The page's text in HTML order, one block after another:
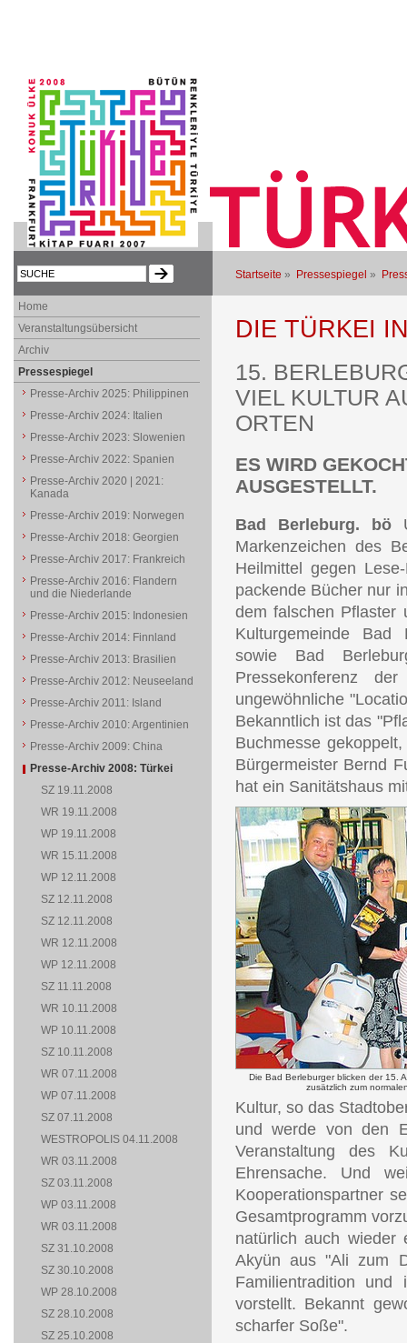
Startseite » Pressespiegel »
DIE TÜRKEI
15.
VIEL KULTUR
ORTEN
ES WIRD
AUSGESTELLT.
Bad Berleburg. bö
Markenzeichen des
Heilmittel gegen
packende Bücher nur
dem falschen Pflaster
Kulturgemeinde Bad
sowie Bad
Pressekonferenz
ungewöhnliche
Bekanntlich ist das
Buchmesse
Bürgermeister Bernd
hat ein Sanitätshaus
Die Bad Berleburger blicken der 15.
zusätzlich zum
Kultur, so das
und werde von den
Veranstaltung des
Ehrensache. Und
Kooperationspartner
Gesamtprogramm
natürlich auch wieder
Akyün aus "Ali zum
Familientradition
vorstellt. Bekannt
scharfer Soße".
Home
Veranstaltungsübersicht
Archiv
Pressespiegel
Presse-Archiv 2025: Philippinen
Presse-Archiv 2024: Italien
Presse-Archiv 2023: Slowenien
Presse-Archiv 2022: Spanien
Presse-Archiv 2020 | 2021:
Kanada
Presse-Archiv 2019: Norwegen
Presse-Archiv 2018: Georgien
Presse-Archiv 2017: Frankreich
Presse-Archiv 2016: Flandern
und die Niederlande
Presse-Archiv 2015: Indonesien
Presse-Archiv 2014: Finnland
Presse-Archiv 2013: Brasilien
Presse-Archiv 2012: Neuseeland
Presse-Archiv 2011: Island
Presse-Archiv 2010: Argentinien
Presse-Archiv 2009: China
Presse-Archiv 2008: Türkei
SZ 19.11.2008
WR 19.11.2008
WP 19.11.2008
WR 15.11.2008
WP 12.11.2008
SZ 12.11.2008
SZ 12.11.2008
WR 12.11.2008
WP 12.11.2008
SZ 11.11.2008
WR 10.11.2008
WP 10.11.2008
SZ 10.11.2008
WR 07.11.2008
WP 07.11.2008
SZ 07.11.2008
WESTROPOLIS 04.11.2008
WR 03.11.2008
SZ 03.11.2008
WP 03.11.2008
WR 03.11.2008
SZ 31.10.2008
SZ 30.10.2008
WP 28.10.2008
SZ 28.10.2008
SZ 25.10.2008